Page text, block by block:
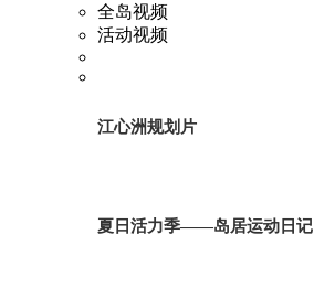
全岛视频
活动视频
江心洲规划片
夏日活力季——岛居运动日记